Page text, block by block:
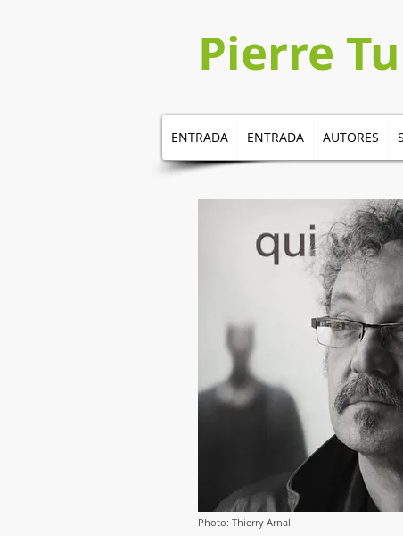
Pierre
Photo: Thierry Arnal
ENTRADA ENTRADA AUTORES